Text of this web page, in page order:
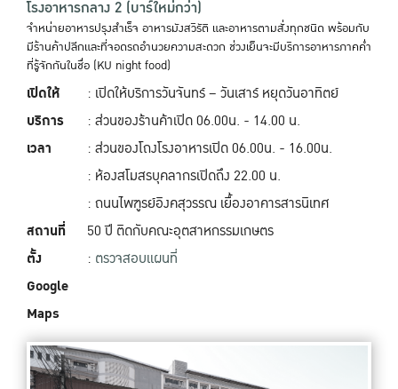
โรงอาหารกลาง 2 (บาร์ใหม่กว่า)
จำหน่ายอาหารปรุงสำเร็จ อาหารมังสวิรัติ และอาหารตามสั่งทุกชนิด พร้อมกับ
มีร้านค้าปลีกและที่จอดรถอำนวยความสะดวก ช่วงเย็นจะมีบริการอาหารภาคค่ำ
ที่รู้จักกันในชื่อ (KU night food)
เปิดให้
บริการ
เวลา
สถานที่
ตั้ง
Google
Maps
: เปิดให้บริการวันจันทร์ – วันเสาร์ หยุดวันอาทิตย์
: ส่วนของร้านค้าเปิด 06.00น. - 14.00 น.
: ส่วนของโถงโรงอาหารเปิด 06.00น. - 16.00น.
: ห้องสโมสรบุคลากรเปิดถึง 22.00 น.
: ถนนไพฑูรย์อิงคสุวรรณ เยื้องอาคารสารนิเทศ
50 ปี ติดกับคณะอุตสาหกรรมเกษตร
: ตรวจสอบแผนที่